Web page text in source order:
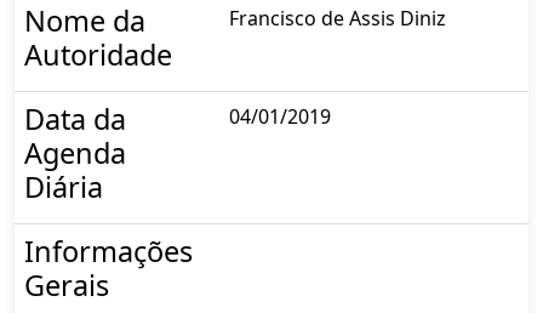
Nome da
Autoridade
Francisco de Assis Diniz
Data da
Agenda
Diária
04/01/2019
Informações
Gerais